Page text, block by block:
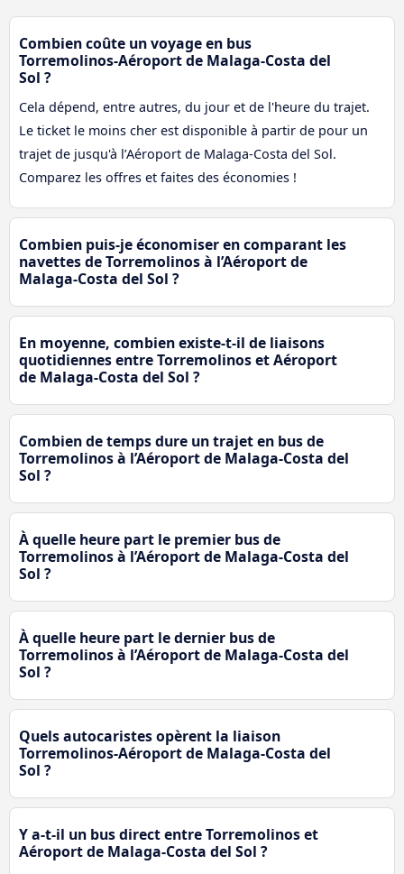
Combien coûte un voyage en bus
Torremolinos-Aéroport de Malaga-Costa del
Sol ?
Cela dépend, entre autres, du jour et de l'heure du trajet.
Le ticket le moins cher est disponible à partir de pour un
trajet de jusqu'à l’Aéroport de Malaga-Costa del Sol.
Comparez les offres et faites des économies !
Combien puis-je économiser en comparant les
navettes de Torremolinos à l’Aéroport de
Malaga-Costa del Sol ?
En moyenne, combien existe-t-il de liaisons
quotidiennes entre Torremolinos et Aéroport
de Malaga-Costa del Sol ?
Combien de temps dure un trajet en bus de
Torremolinos à l’Aéroport de Malaga-Costa del
Sol ?
À quelle heure part le premier bus de
Torremolinos à l’Aéroport de Malaga-Costa del
Sol ?
À quelle heure part le dernier bus de
Torremolinos à l’Aéroport de Malaga-Costa del
Sol ?
Quels autocaristes opèrent la liaison
Torremolinos-Aéroport de Malaga-Costa del
Sol ?
Y a-t-il un bus direct entre Torremolinos et
Aéroport de Malaga-Costa del Sol ?